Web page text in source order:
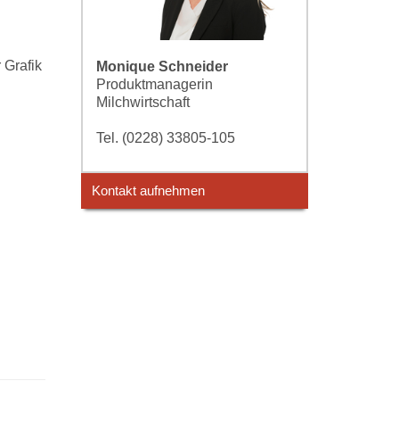
Grafik
Monique Schneider
Produktmanagerin
Milchwirtschaft
Tel. (0228) 33805-105
Kontakt aufnehmen